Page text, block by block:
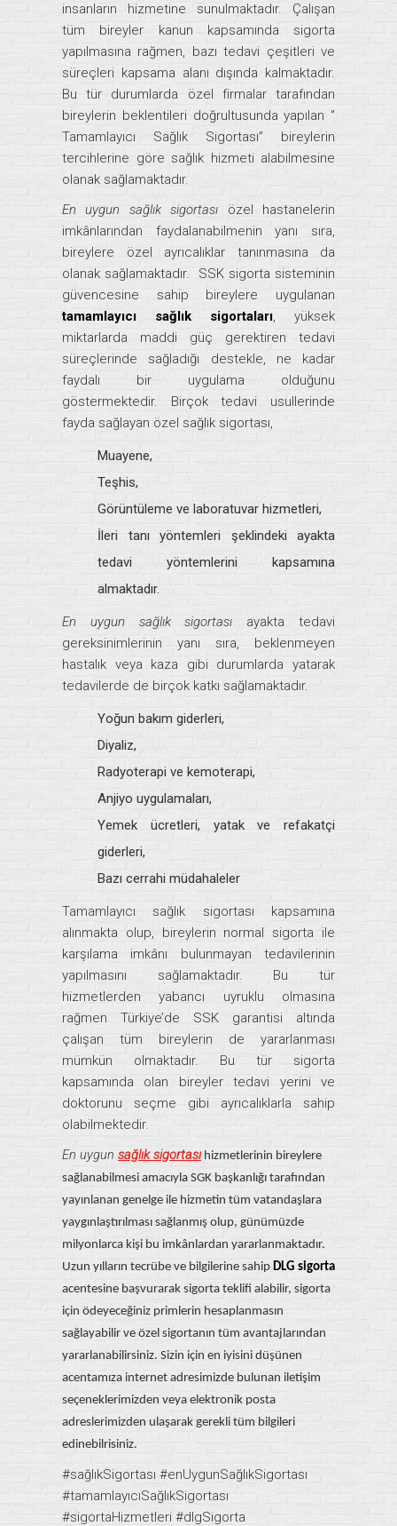
insanların hizmetine sunulmaktadır. Çalışan
tüm bireyler kanun kapsamında sigorta
yapılmasına rağmen, bazı tedavi çeşitleri ve
süreçleri kapsama alanı dışında kalmaktadır.
Bu tür durumlarda özel firmalar tarafından
bireylerin beklentileri doğrultusunda yapılan ‘’
Tamamlayıcı Sağlık Sigortası’’ bireylerin
tercihlerine göre sağlık hizmeti alabilmesine
olanak sağlamaktadır.
En uygun sağlık sigortası
özel hastanelerin
imkânlarından faydalanabilmenin yanı sıra,
bireylere özel ayrıcalıklar tanınmasına da
olanak sağlamaktadır. SSK sigorta sisteminin
güvencesine sahip bireylere uygulanan
tamamlayıcı sağlık sigortaları, yüksek
miktarlarda maddi güç gerektiren tedavi
süreçlerinde sağladığı destekle, ne kadar
faydalı bir uygulama olduğunu
göstermektedir. Birçok tedavi usullerinde
fayda sağlayan özel sağlık sigortası,
Muayene,
Teşhis,
Görüntüleme ve laboratuvar hizmetleri,
İleri tanı yöntemleri şeklindeki ayakta
tedavi yöntemlerini kapsamına
almaktadır.
En uygun sağlık sigortası
ayakta tedavi
gereksinimlerinin yanı sıra, beklenmeyen
hastalık veya kaza gibi durumlarda yatarak
tedavilerde de birçok katkı sağlamaktadır.
Yoğun bakım giderleri,
Diyaliz,
Radyoterapi ve kemoterapi,
Anjiyo uygulamaları,
Yemek ücretleri, yatak ve refakatçi
giderleri,
Bazı cerrahi müdahaleler
Tamamlayıcı sağlık sigortası kapsamına
alınmakta olup, bireylerin normal sigorta ile
karşılama imkânı bulunmayan tedavilerinin
yapılmasını sağlamaktadır. Bu tür
hizmetlerden yabancı uyruklu olmasına
rağmen Türkiye’de SSK garantisi altında
çalışan tüm bireylerin de yararlanması
mümkün olmaktadır. Bu tür sigorta
kapsamında olan bireyler tedavi yerini ve
doktorunu seçme gibi ayrıcalıklarla sahip
olabilmektedir.
En uygun sağlık sigortası hizmetlerinin bireylere
sağlanabilmesi amacıyla SGK başkanlığı tarafından
yayınlanan genelge ile hizmetin tüm vatandaşlara
yaygınlaştırılması sağlanmış olup, günümüzde
milyonlarca kişi bu imkânlardan yararlanmaktadır.
Uzun yılların tecrübe ve bilgilerine sahip DLG sigorta
acentesine başvurarak sigorta teklifi alabilir, sigorta
için ödeyeceğiniz primlerin hesaplanmasın
sağlayabilir ve özel sigortanın tüm avantajlarından
yararlanabilirsiniz. Sizin için en iyisini düşünen
acentamıza internet adresimizde bulunan iletişim
seçeneklerimizden veya elektronik posta
adreslerimizden ulaşarak gerekli tüm bilgileri
edinebilrisiniz.
#sağlıkSigortası #enUygunSağlıkSigortası
#tamamlayıcıSağlıkSigortası
#sigortaHizmetleri #dlgSigorta